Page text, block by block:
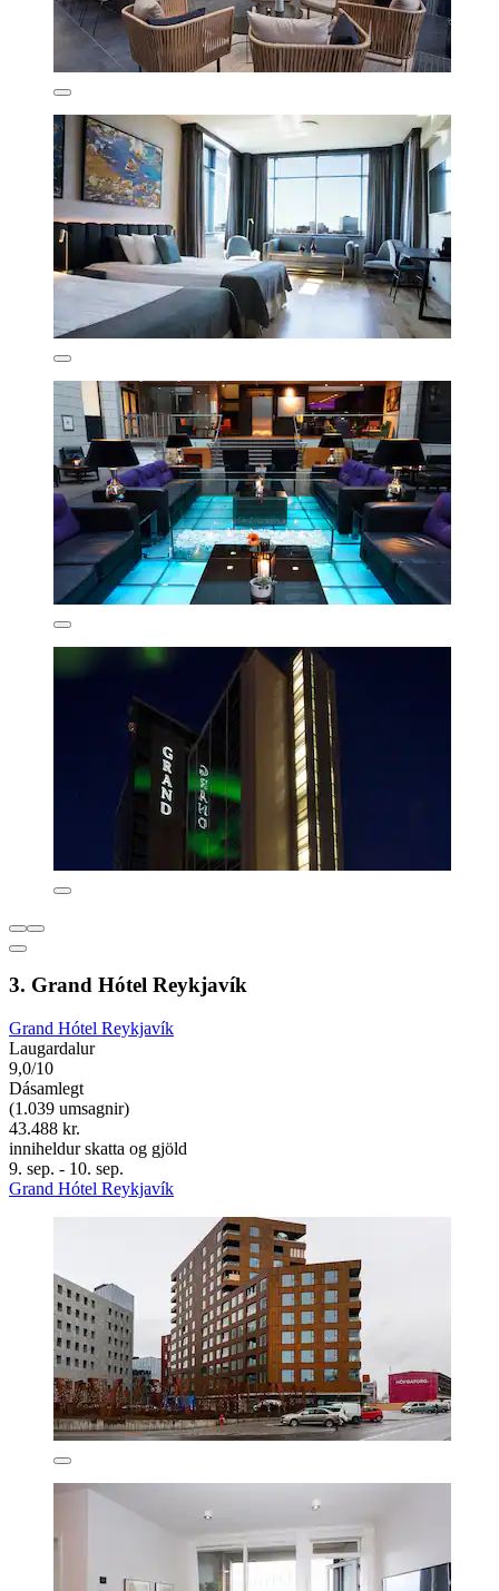
3. Grand Hótel Reykjavík
Grand Hótel Reykjavík
Laugardalur
9,0/10
Dásamlegt
(1.039 umsagnir)
43.488 kr.
inniheldur skatta og gjöld
9. sep. - 10. sep.
Grand Hótel Reykjavík